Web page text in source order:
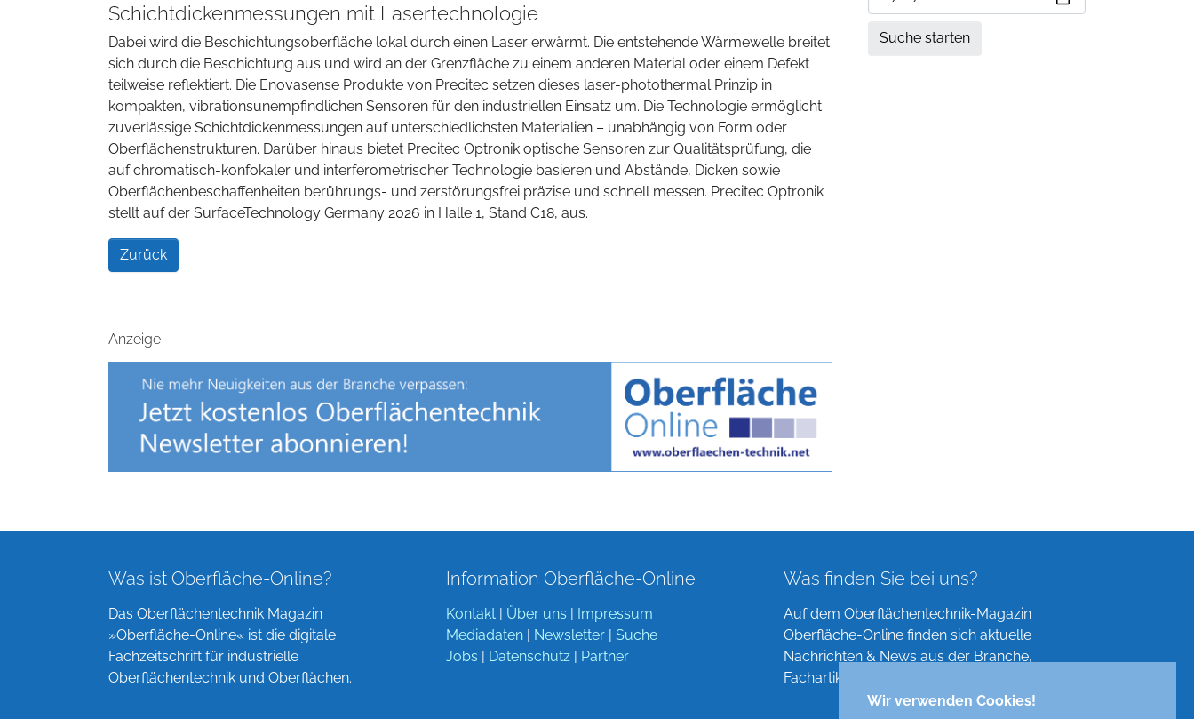
Wir verwenden Cookies!
Schichtdickenmessungen mit Lasertechnologie
Dabei wird die Beschichtungsoberfläche lokal durch einen Laser erwärmt. Die entstehende Wärmewelle breitet
sich durch die Beschichtung aus und wird an der Grenzfläche zu einem anderen Material oder einem Defekt
teilweise reflektiert. Die Enovasense Produkte von Precitec setzen dieses laser-photothermal Prinzip in
kompakten, vibrationsunempfindlichen Sensoren für den industriellen Einsatz um. Die Technologie ermöglicht
zuverlässige Schichtdickenmessungen auf unterschiedlichsten Materialien – unabhängig von Form oder
Oberflächenstrukturen. Darüber hinaus bietet Precitec Optronik optische Sensoren zur Qualitätsprüfung, die
auf chromatisch-konfokaler und interferometrischer Technologie basieren und Abstände, Dicken sowie
Oberflächenbeschaffenheiten berührungs- und zerstörungsfrei präzise und schnell messen. Precitec Optronik
stellt auf der SurfaceTechnology Germany 2026 in Halle 1, Stand C18, aus.
Zurück
Anzeige
Was ist Oberfläche-Online?
Das Oberflächentechnik Magazin
»Oberfläche-Online« ist die digitale
Fachzeitschrift für industrielle
Oberflächentechnik und Oberflächen.
Information Oberfläche-Online
Kontakt Über uns
Impressum
Mediadaten
Newsletter
Suche
Jobs
Datenschutz Partner
Was finden Sie bei uns?
Auf dem Oberflächentechnik-Magazin
Oberfläche-Online finden sich aktuelle
Nachrichten & News aus der Branche,
Fachartikel, Verzeichnisse und mehr!